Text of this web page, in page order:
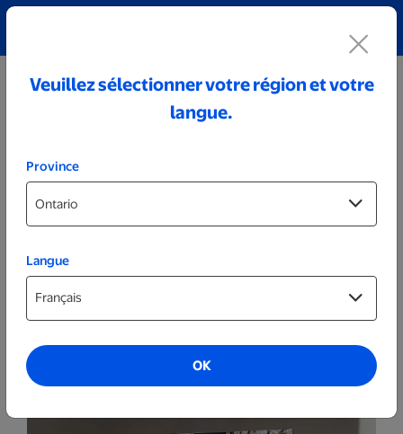
Plus
Aimants prêts le jour même
Veuillez sélectionner votre région et votre
langue.
Province
Langue
OK